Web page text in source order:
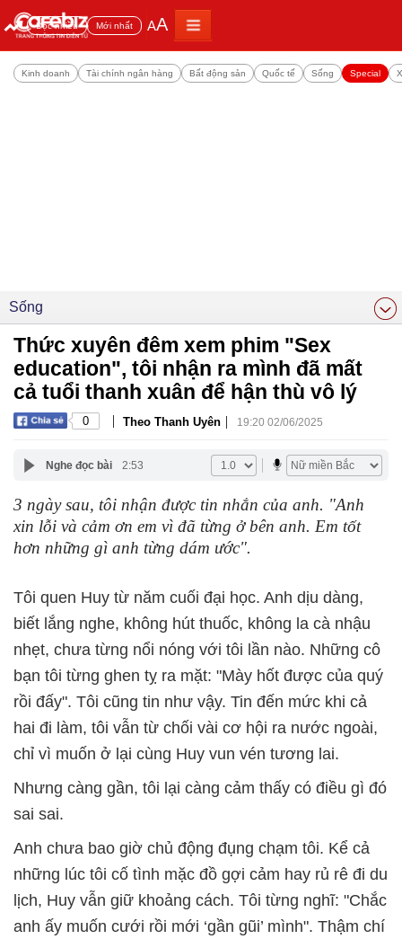
Đọc nhiều Mới nhất AA
Kinh doanh Tài chính ngân hàng Bất động sản Quốc tế Sống Special
Sống
Thức xuyên đêm xem phim "Sex
education", tôi nhận ra mình đã mất
cả tuổi thanh xuân để hận thù vô lý
0 | Theo Thanh Uyên | 19:20 02/06/2025
Nghe đọc bài 2:53
3 ngày sau, tôi nhận được tin nhắn của anh. "Anh
xin lỗi và cảm ơn em vì đã từng ở bên anh. Em tốt
hơn những gì anh từng dám ước".
Tôi quen Huy từ năm cuối đại học. Anh dịu dàng,
biết lắng nghe, không hút thuốc, không la cà nhậu
nhẹt, chưa từng nổi nóng với tôi lần nào. Những cô
bạn tôi từng ghen tỵ ra mặt: "Mày hốt được của quý
rồi đấy". Tôi cũng tin như vậy. Tin đến mức khi cả
hai đi làm, tôi vẫn từ chối vài cơ hội ra nước ngoài,
chỉ vì muốn ở lại cùng Huy vun vén tương lai.
Nhưng càng gần, tôi lại càng cảm thấy có điều gì đó
sai sai.
Anh chưa bao giờ chủ động đụng chạm tôi. Kể cả
những lúc tôi cố tình mặc đồ gợi cảm hay rủ rê đi du
lịch, Huy vẫn giữ khoảng cách. Tôi từng nghĩ: "Chắc
anh ấy muốn cưới rồi mới ‘gần gũi’ mình". Thậm chí